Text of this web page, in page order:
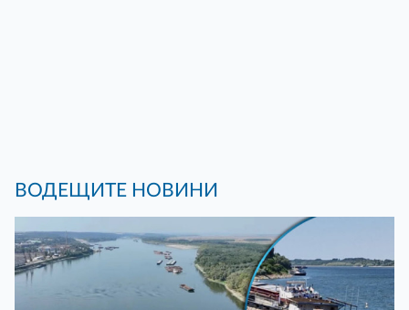
ВОДЕЩИТЕ НОВИНИ